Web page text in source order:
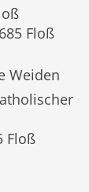
Floß
Weiden
Floß